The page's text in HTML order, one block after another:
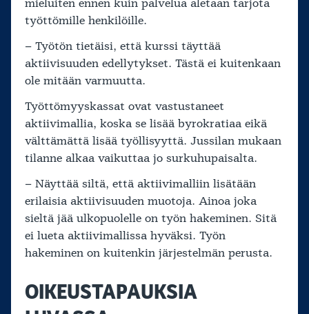
mieluiten ennen kuin palvelua aletaan tarjota
työttömille henkilöille.
– Työtön tietäisi, että kurssi täyttää
aktiivisuuden edellytykset. Tästä ei kuitenkaan
ole mitään varmuutta.
Työttömyyskassat ovat vastustaneet
aktiivimallia, koska se lisää byrokratiaa eikä
välttämättä lisää työllisyyttä. Jussilan mukaan
tilanne alkaa vaikuttaa jo surkuhupaisalta.
– Näyttää siltä, että aktiivimalliin lisätään
erilaisia aktiivisuuden muotoja. Ainoa joka
sieltä jää ulkopuolelle on työn hakeminen. Sitä
ei lueta aktiivimallissa hyväksi. Työn
hakeminen on kuitenkin järjestelmän perusta.
OIKEUSTAPAUKSIA